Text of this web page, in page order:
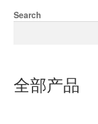
Search
全部产品